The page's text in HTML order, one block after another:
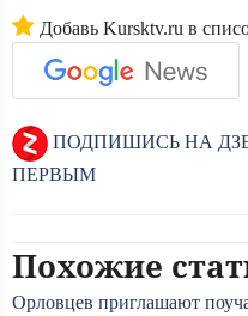
Добавь Kursktv.ru в
ПОДПИШИСЬ НА
ПЕРВЫМ
Похожие
Орловцев приглашают